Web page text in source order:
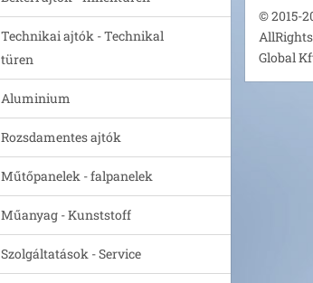
Technikai ajtók - Technikal
türen
Aluminium
Rozsdamentes ajtók
Műtőpanelek - falpanelek
Műanyag - Kunststoff
Szolgáltatások - Service
© 2015-
Global